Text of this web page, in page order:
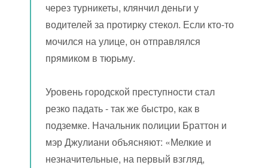
через турникеты, клянчил деньги у
водителей за протирку стекол. Если кто-то
мочился на улице, он отправлялся
прямиком в тюрьму.
Уровень городской преступности стал
резко падать - так же быстро, как в
подземке. Начальник полиции Браттон и
мэр Джулиани объясняют: «Мелкие и
незначительные, на первый взгляд,